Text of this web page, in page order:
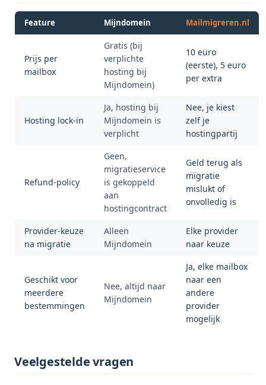
Feature Mijndomein Mailmigreren.nl
Prijs per
mailbox
Gratis (bij
verplichte
hosting bij
Mijndomein)
10 euro
(eerste), 5 euro
per extra
Hosting lock-in
Ja, hosting bij
Mijndomein is
verplicht
Nee, je kiest
zelf je
hostingpartij
Refund-policy
Geen,
migratieservice
is gekoppeld
aan
hostingcontract
Geld terug als
migratie
mislukt of
onvolledig is
Provider-keuze
na migratie
Alleen
Mijndomein
Elke provider
naar keuze
Geschikt voor
meerdere
bestemmingen
Nee, altijd naar
Mijndomein
Ja, elke mailbox
naar een
andere
provider
mogelijk
Veelgestelde vragen